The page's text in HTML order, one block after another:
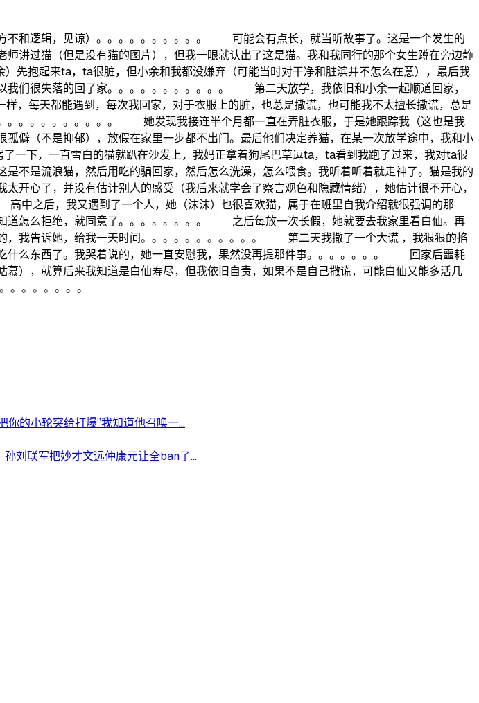
和逻辑，见谅）。。。。。。。。。。 可能会有点长，就当听故事了。这是一个发生的
讲过猫（但是没有猫的图片），但我一眼就认出了这是猫。我和我同行的那个女生蹲在旁边静
先抱起来ta，ta很脏，但小余和我都没嫌弃（可能当时对干净和脏滨并不怎么在意），最后我
我们很失落的回了家。。。。。。。。。。。 第二天放学，我依旧和小余一起顺道回家，
，每天都能遇到，每次我回家，对于衣服上的脏，也总是撒谎，也可能我不太擅长撒谎，总是
。。。。。。。。。。 她发现我接连半个月都一直在弄脏衣服，于是她跟踪我（这也是我
僻（不是抑郁），放假在家里一步都不出门。最后他们决定养猫，在某一次放学途中，我和小
一下，一直雪白的猫就趴在沙发上，我妈正拿着狗尾巴草逗ta，ta看到我跑了过来，我对ta很
不是流浪猫，然后用吃的骗回家，然后怎么洗澡，怎么喂食。我听着听着就走神了。猫是我的
心了，并没有估计别人的感受（我后来就学会了察言观色和隐藏情绪），她估计很不开心，
之后，我又遇到了一个人，她（沫沫）也很喜欢猫，属于在班里自我介绍就很强调的那
道怎么拒绝，就同意了。。。。。。。。 之后每放一次长假，她就要去我家里看白仙。再
，我告诉她，给我一天时间。。。。。。。。。。。 第二天我撒了一个大谎 ，我狠狠的掐
什么东西了。我哭着说的，她一直安慰我，果然没再提那件事。。。。。。。 回家后噩耗
），就算后来我知道是白仙寿尽，但我依旧自责，如果不是自己撒谎，可能白仙又能多活几
个故事吧。。。。。。。。
的小轮突给打爆”我知道他召唤一...
刘联军把妙才文远仲康元让全ban了...